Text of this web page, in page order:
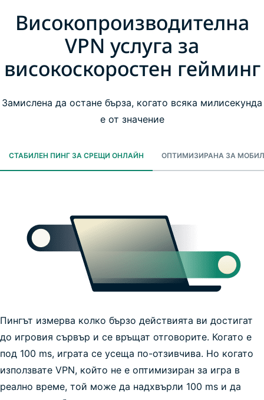
Високопроизводителна
VPN услуга за
високоскоростен гейминг
Замислена да остане бърза, когато всяка милисекунда
е от значение
СТАБИЛЕН ПИНГ ЗА СРЕЩИ ОНЛАЙН ОПТИМИЗИРАНА ЗА
Пингът измерва колко бързо действията ви достигат
до игровия сървър и се връщат отговорите. Когато е
под 100 ms, играта се усеща по-отзивчива. Но когато
използвате VPN, който не е оптимизиран за игра в
реално време, той може да надхвърли 100 ms и да